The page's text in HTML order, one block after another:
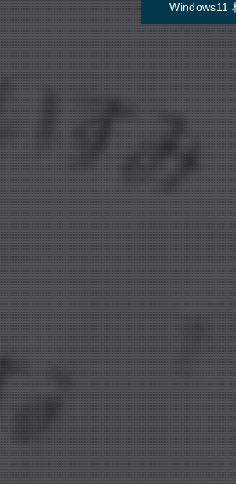
Windows11